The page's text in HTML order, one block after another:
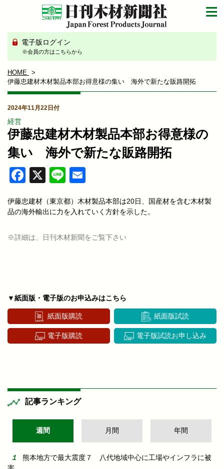
電子版ログイン
※会員の方はこちらから
HOME
伊藤忠建材木材製品本部お得意様の集い 海外で新たな販路開拓
2024年11月22日付
経営
伊藤忠建材木材製品本部お得意様の
集い 海外で新たな販路開拓
Facebook
X Line
伊藤忠建材（東京都）木材製品本部は20日、国産材を含む木材製
品の海外輸出に力を入れていく方針を示した。
※詳細は、日刊木材新聞をご覧下さい
▼紙面版・電子版のお申込みはこちら
紙面版購読 紙面版試読
電子版購読 電子版試読お申し込み
記事ランキング
週間 月間 年間
熊本地方で最大震度７ 八代地域中心に工場やインフラに被